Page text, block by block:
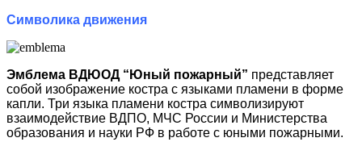
Символика движения
Эмблема ВДЮОД “Юный пожарный” представляет
собой изображение костра с языками пламени в форме
капли. Три языка пламени костра символизируют
взаимодействие ВДПО, МЧС России и Министерства
образования и науки РФ в работе с юными пожарными.